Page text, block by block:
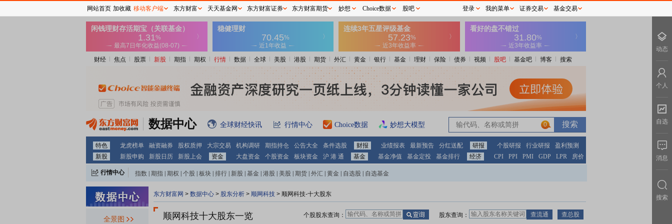
财经 焦点 股票 新股 期指 期权 行情 数据 全球 美股 港股 期货 外汇 黄金 银行 基金 理财 保险 债券 视频 股吧 基金吧 博客 搜索
数据中心 全球财经快讯 行情中心 Choice数据 妙想大模型 0
特色 龙虎榜单 融资融券 股权质押 大宗交易 机构调研 期指持仓 公告大全 条件选股 财报 业绩报表 最新预告 分红送配 研报 个股研报 行业研报
盈利预测
新股
新股申购 新股日历 新股上会 资金 大盘资金 个股资金 板块资金 沪 港 通 基金 基金净值 基金定投 基金排行 经济 CPI PPI PMI GDP LPR 房价
行情中心 指数 期指 期权 个股 板块 排行 新股 基金 港股 美股 期货 外汇 黄金 自选股 自选基金
全景图
东方财富网 > 数据中心 > 股东分析 > 顺网科技 > 顺网科技-十大股东
顺网科技十大股东一览 股东查询：
个股股东查询：
网站首页 加收藏 移动客户端 东方财富 天天基金网 东方财富证券 东方财富期货 妙想 Choice数据 股吧 登录 我的菜单 证券交易 基金交易
动态
个人
自选
消息
搜索